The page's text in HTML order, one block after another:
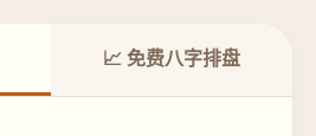
📈 免费八字排盘